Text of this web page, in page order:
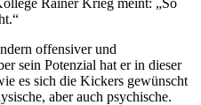
offensiver und
sein Potenzial hat er in dieser
es sich die Kickers gewünscht
aber auch psychische.